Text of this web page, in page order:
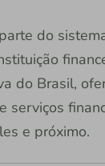
do
do Brasil,
serviços
e próximo.